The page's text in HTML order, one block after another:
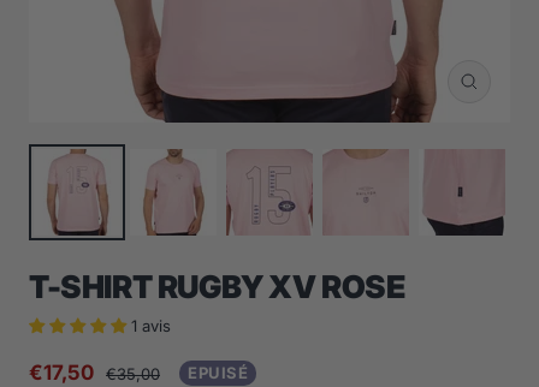
Zoom
T-SHIRT RUGBY XV ROSE
1 avis
Prix
€17,50
Prix
€35,00 EPUISÉ